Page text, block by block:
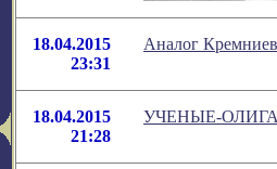
18.04.2015
23:31
Аналог
18.04.2015
21:28
УЧЕНЫЕ-